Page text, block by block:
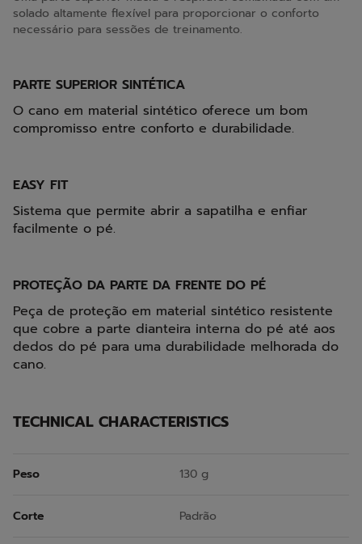
solado altamente flexível para proporcionar o conforto
necessário para sessões de treinamento.
PARTE SUPERIOR SINTÉTICA
O cano em material sintético oferece um bom
compromisso entre conforto e durabilidade.
EASY FIT
Sistema que permite abrir a sapatilha e enfiar
facilmente o pé.
PROTEÇÃO DA PARTE DA FRENTE DO PÉ
Peça de proteção em material sintético resistente
que cobre a parte dianteira interna do pé até aos
dedos do pé para uma durabilidade melhorada do
cano.
TECHNICAL CHARACTERISTICS
Peso 130 g
Corte Padrão